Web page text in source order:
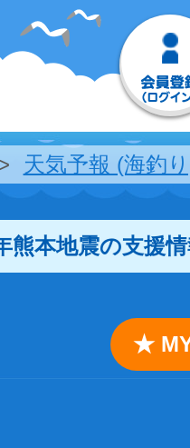
天気予報 (海釣
熊本地震の支援
★